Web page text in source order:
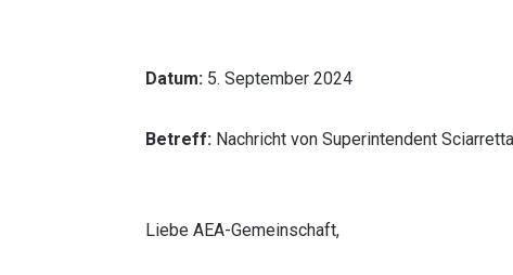
Datum: 5. September 2024
Betreff: Nachricht von Superintendent
Liebe AEA-Gemeinschaft,